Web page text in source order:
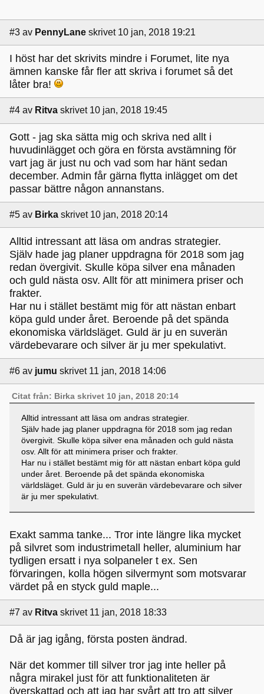
#3 av PennyLane skrivet 10 jan, 2018 19:21
I höst har det skrivits mindre i Forumet, lite nya
ämnen kanske får fler att skriva i forumet så det
låter bra!
#4 av Ritva skrivet 10 jan, 2018 19:45
Gott - jag ska sätta mig och skriva ned allt i
huvudinlägget och göra en första avstämning för
vart jag är just nu och vad som har hänt sedan
december. Admin får gärna flytta inlägget om det
passar bättre någon annanstans.
#5 av Birka skrivet 10 jan, 2018 20:14
Alltid intressant att läsa om andras strategier.
Själv hade jag planer uppdragna för 2018 som jag
redan övergivit. Skulle köpa silver ena månaden
och guld nästa osv. Allt för att minimera priser och
frakter.
Har nu i stället bestämt mig för att nästan enbart
köpa guld under året. Beroende på det spända
ekonomiska världsläget. Guld är ju en suverän
värdebevarare och silver är ju mer spekulativt.
#6 av jumu skrivet 11 jan, 2018 14:06
Citat från: Birka skrivet 10 jan, 2018 20:14
Alltid intressant att läsa om andras strategier.
Själv hade jag planer uppdragna för 2018 som jag redan
övergivit. Skulle köpa silver ena månaden och guld nästa
osv. Allt för att minimera priser och frakter.
Har nu i stället bestämt mig för att nästan enbart köpa guld
under året. Beroende på det spända ekonomiska
världsläget. Guld är ju en suverän värdebevarare och silver
är ju mer spekulativt.
Exakt samma tanke... Tror inte längre lika mycket
på silvret som industrimetall heller, aluminium har
tydligen ersatt i nya solpaneler t ex. Sen
förvaringen, kolla högen silvermynt som motsvarar
värdet på en styck guld maple...
#7 av Ritva skrivet 11 jan, 2018 18:33
Då är jag igång, första posten ändrad.
När det kommer till silver tror jag inte heller på
några mirakel just för att funktionaliteten är
överskattad och att jag har svårt att tro att silver